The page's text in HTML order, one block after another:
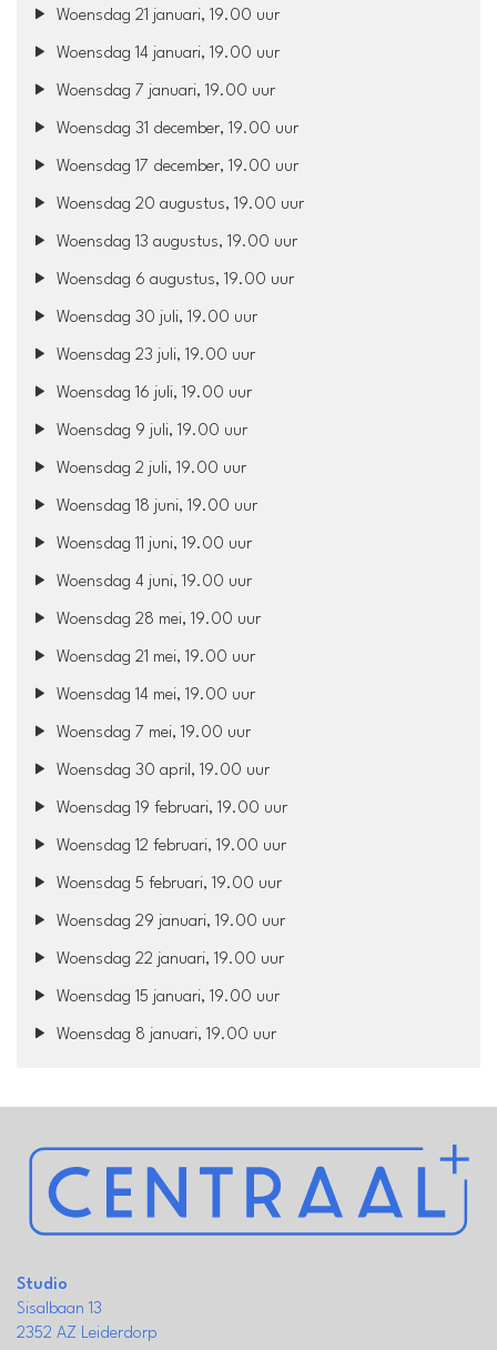
Woensdag 21 januari, 19.00 uur
Woensdag 14 januari, 19.00 uur
Woensdag 7 januari, 19.00 uur
Woensdag 31 december, 19.00 uur
Woensdag 17 december, 19.00 uur
Woensdag 20 augustus, 19.00 uur
Woensdag 13 augustus, 19.00 uur
Woensdag 6 augustus, 19.00 uur
Woensdag 30 juli, 19.00 uur
Woensdag 23 juli, 19.00 uur
Woensdag 16 juli, 19.00 uur
Woensdag 9 juli, 19.00 uur
Woensdag 2 juli, 19.00 uur
Woensdag 18 juni, 19.00 uur
Woensdag 11 juni, 19.00 uur
Woensdag 4 juni, 19.00 uur
Woensdag 28 mei, 19.00 uur
Woensdag 21 mei, 19.00 uur
Woensdag 14 mei, 19.00 uur
Woensdag 7 mei, 19.00 uur
Woensdag 30 april, 19.00 uur
Woensdag 19 februari, 19.00 uur
Woensdag 12 februari, 19.00 uur
Woensdag 5 februari, 19.00 uur
Woensdag 29 januari, 19.00 uur
Woensdag 22 januari, 19.00 uur
Woensdag 15 januari, 19.00 uur
Woensdag 8 januari, 19.00 uur
Studio
Sisalbaan 13
2352 AZ Leiderdorp